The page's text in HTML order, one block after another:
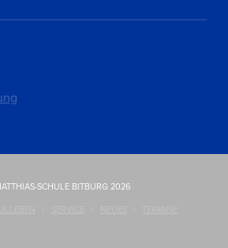
SCHULE BITBURG 2026